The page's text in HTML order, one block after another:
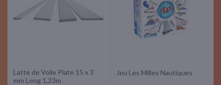
Latte de Voile Plate 15 x 3
mm Long 1,23m
Jeu Les Milles Nautiques